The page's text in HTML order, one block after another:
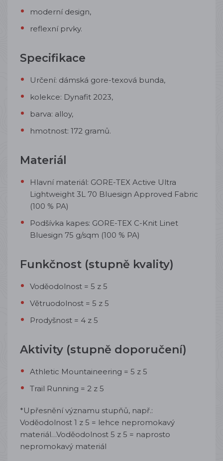
moderní design,
reflexní prvky.
Specifikace
Určení: dámská gore-texová bunda,
kolekce: Dynafit 2023,
barva: alloy,
hmotnost: 172 gramů.
Materiál
Hlavní materiál: GORE-TEX Active Ultra
Lightweight 3L 70 Bluesign Approved Fabric
(100 % PA)
Podšívka kapes: GORE-TEX C-Knit Linet
Bluesign 75 g/sqm (100 % PA)
Funkčnost (stupně kvality)
Voděodolnost = 5 z 5
Větruodolnost = 5 z 5
Prodyšnost = 4 z 5
Aktivity (stupně doporučení)
Athletic Mountaineering = 5 z 5
Trail Running = 2 z 5
*Upřesnění významu stupňů, např.:
Voděodolnost 1 z 5 = lehce nepromokavý
materiál…Voděodolnost 5 z 5 = naprosto
nepromokavý materiál